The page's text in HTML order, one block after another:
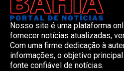
Nosso site é uma plataforma
fornecer notícias atualizadas,
Com uma firme dedicação à
informações, o objetivo
fonte confiável de notícias.